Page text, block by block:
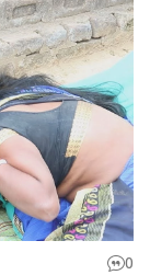
0